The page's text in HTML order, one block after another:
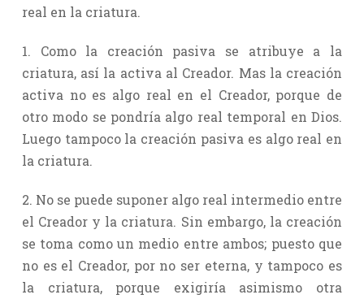
real en la criatura.
1. Como la creación pasiva se atribuye a la
criatura, así la activa al Creador. Mas la creación
activa no es algo real en el Creador, porque de
otro modo se pondría algo real temporal en Dios.
Luego tampoco la creación pasiva es algo real en
la criatura.
2. No se puede suponer algo real intermedio entre
el Creador y la criatura. Sin embargo, la creación
se toma como un medio entre ambos; puesto que
no es el Creador, por no ser eterna, y tampoco es
la criatura, porque exigiría asimismo otra